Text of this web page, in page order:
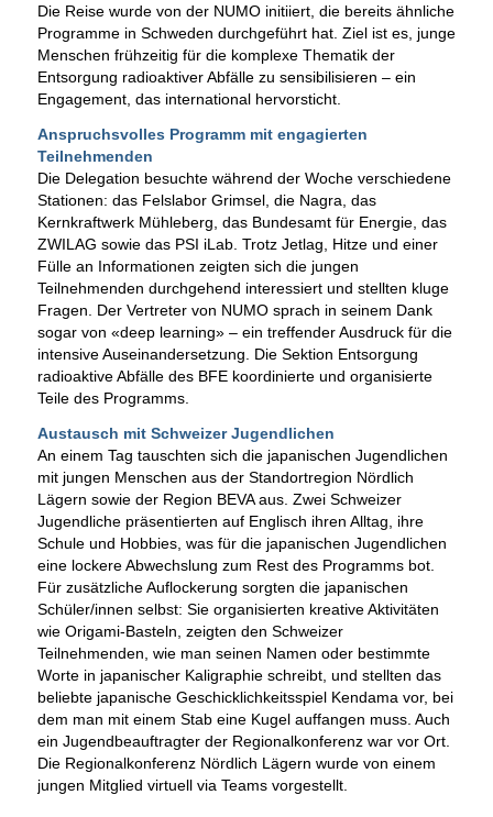
Die Reise wurde von der NUMO initiiert, die bereits ähnliche
Programme in Schweden durchgeführt hat. Ziel ist es, junge
Menschen frühzeitig für die komplexe Thematik der
Entsorgung radioaktiver Abfälle zu sensibilisieren – ein
Engagement, das international hervorsticht.
Anspruchsvolles Programm mit engagierten
Teilnehmenden
Die Delegation besuchte während der Woche verschiedene
Stationen: das Felslabor Grimsel, die Nagra, das
Kernkraftwerk Mühleberg, das Bundesamt für Energie, das
ZWILAG sowie das PSI iLab. Trotz Jetlag, Hitze und einer
Fülle an Informationen zeigten sich die jungen
Teilnehmenden durchgehend interessiert und stellten kluge
Fragen. Der Vertreter von NUMO sprach in seinem Dank
sogar von «deep learning» – ein treffender Ausdruck für die
intensive Auseinandersetzung. Die Sektion Entsorgung
radioaktive Abfälle des BFE koordinierte und organisierte
Teile des Programms.
Austausch mit Schweizer Jugendlichen
An einem Tag tauschten sich die japanischen Jugendlichen
mit jungen Menschen aus der Standortregion Nördlich
Lägern sowie der Region BEVA aus. Zwei Schweizer
Jugendliche präsentierten auf Englisch ihren Alltag, ihre
Schule und Hobbies, was für die japanischen Jugendlichen
eine lockere Abwechslung zum Rest des Programms bot.
Für zusätzliche Auflockerung sorgten die japanischen
Schüler/innen selbst: Sie organisierten kreative Aktivitäten
wie Origami-Basteln, zeigten den Schweizer
Teilnehmenden, wie man seinen Namen oder bestimmte
Worte in japanischer Kaligraphie schreibt, und stellten das
beliebte japanische Geschicklichkeitsspiel Kendama vor, bei
dem man mit einem Stab eine Kugel auffangen muss. Auch
ein Jugendbeauftragter der Regionalkonferenz war vor Ort.
Die Regionalkonferenz Nördlich Lägern wurde von einem
jungen Mitglied virtuell via Teams vorgestellt.